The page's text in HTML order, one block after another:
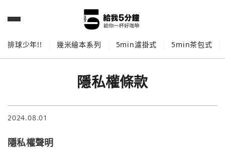
排球少年!! 幾米繪本系列 5min濾掛式 5min茶包式
隱私權條款
2024.08.01
隱私權聲明